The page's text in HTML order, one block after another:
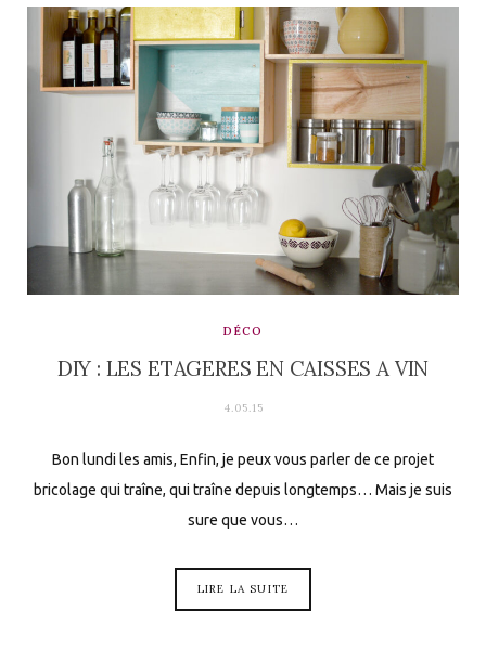
DÉCO
DIY : LES ETAGERES EN CAISSES A VIN
4.05.15
Bon lundi les amis, Enfin, je peux vous parler de ce projet
bricolage qui traîne, qui traîne depuis longtemps… Mais je suis
sure que vous…
LIRE LA SUITE